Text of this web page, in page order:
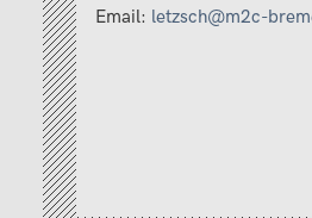
Email: letzsch@m2c-